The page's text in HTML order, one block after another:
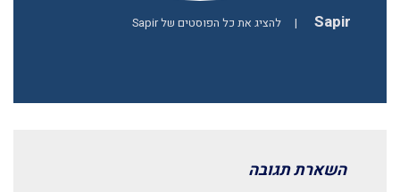
Sapir
| להציג את כל הפוסטים של Sapir
השארת תגובה